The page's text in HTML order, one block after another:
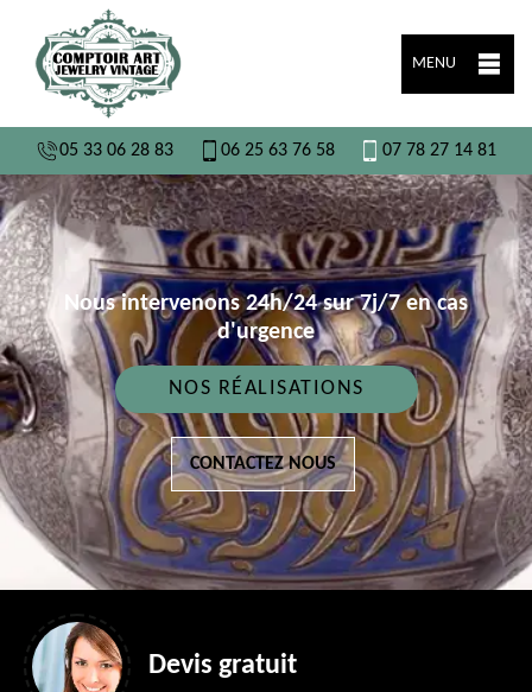
MENU
05 33 06 28 83 06 25 63 76 58 07 78 27 14 81
Nous intervenons 24h/24 sur 7j/7 en cas
d'urgence
NOS RÉALISATIONS
CONTACTEZ NOUS
Devis gratuit